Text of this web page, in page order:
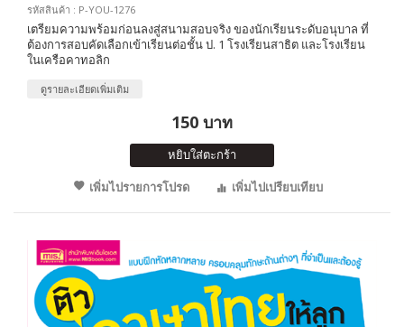
รหัสสินค้า : P-YOU-1276
เตรียมความพร้อมก่อนลงสู่สนามสอบจริง ของนักเรียนระดับอนุบาล ที่
ต้องการสอบคัดเลือกเข้าเรียนต่อชั้น ป. 1 โรงเรียนสาธิต และโรงเรียน
ในเครือคาทอลิก
ดูรายละเอียดเพิ่มเติม
150 บาท
หยิบใส่ตะกร้า
เพิ่มไปรายการโปรด
เพิ่มไปเปรียบเทียบ